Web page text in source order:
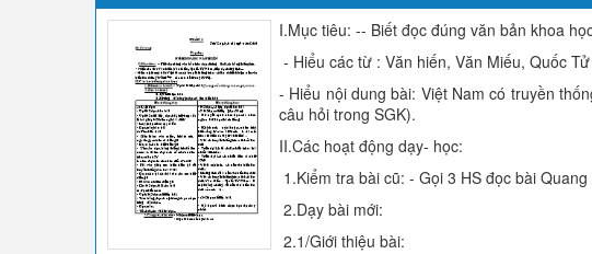
I.Mục tiêu: -- Biết đọc đúng văn bản khoa
- Hiểu các từ : Văn hiến, Văn Miếu, Quốc
- Hiểu nội dung bài: Việt Nam có truyền
câu hỏi trong SGK).
II.Các hoạt động dạy- học:
1.Kiểm tra bài cũ: - Gọi 3 HS đọc bài
2.Dạy bài mới:
2.1/Giới thiệu bài: